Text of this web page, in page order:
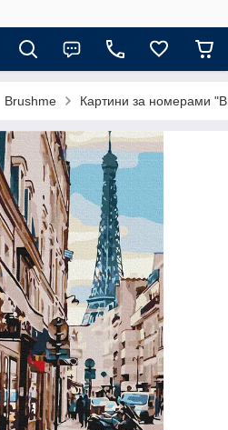
Brushme Картини за номерами